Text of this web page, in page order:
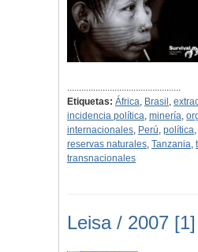
................................................
Etiquetas: África, Brasil ,
incidencia política, minería,
internacionales, Perú, política,
reservas naturales, Tanzania,
transnacionales
Leisa / 2007 [1]